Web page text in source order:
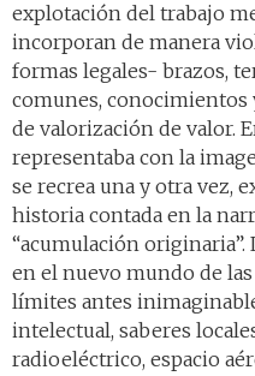
explotación del trabajo
incorporan de manera
formas legales- brazos,
comunes, conocimientos
de valorización de valor.
representaba con la
se recrea una y otra vez,
historia contada en la
“acumulación originaria”.
en el nuevo mundo de
límites antes
intelectual, saberes
radioeléctrico, espacio